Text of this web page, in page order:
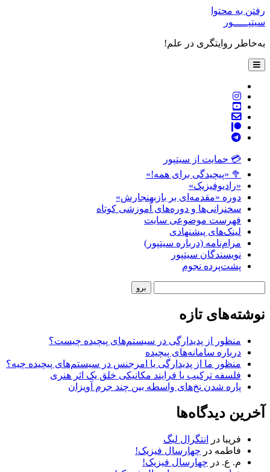
رفتن به محتوا
سیتپـــــور
به‌خاطر روایتگری در علم!
باز
کردن
instagram
youtube
پست
telegram
💳 حمایت از سیتپور
🥦 «پیچیدگی برای همه!»
«رادیوفیزیک»
دوره «مقدمه‌ای بر بازبهنجارش»
سخنرانی‌ها و دوره‌های آموزشی کوتاه
فهرست موضوعی سایت
لینک‌های پیشنهادی
مرام‌نامه (درباره سیتپور)
نویسندگان سیتپور
پشت‌پرده نجوم
نوشته‌های تازه
منظور از پدیدارگی در سیستم‌های پیچیده چیست؟
درباره سامانه‌های پیچیده
منظور ما از پدیدارگی یا امرجنس در سیستم‌های پیچیده چیه؟
فلسفه ترکیب یا فرایند مکانیکی خلق یک اثر هنری
پاره شدن نخ‌های واسطه بین چند جرم آویزان
آخرین دیدگاه‌ها
فریبا در
انتگرال لبگ
فاطمه در چهارسال فیزیک!
م. ع. در چهارسال فیزیک!